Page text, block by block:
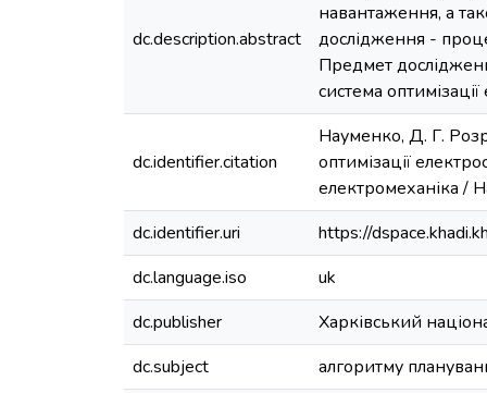
dc.description.abstract
навантаження, а
дослідження -
Предмет
система
dc.identifier.citation
Науменко, Д. Г.
оптимізації
електромеханіка /
dc.identifier.uri
https://
dc.language.iso
uk
dc.publisher
Харківський
dc.subject
алгоритму